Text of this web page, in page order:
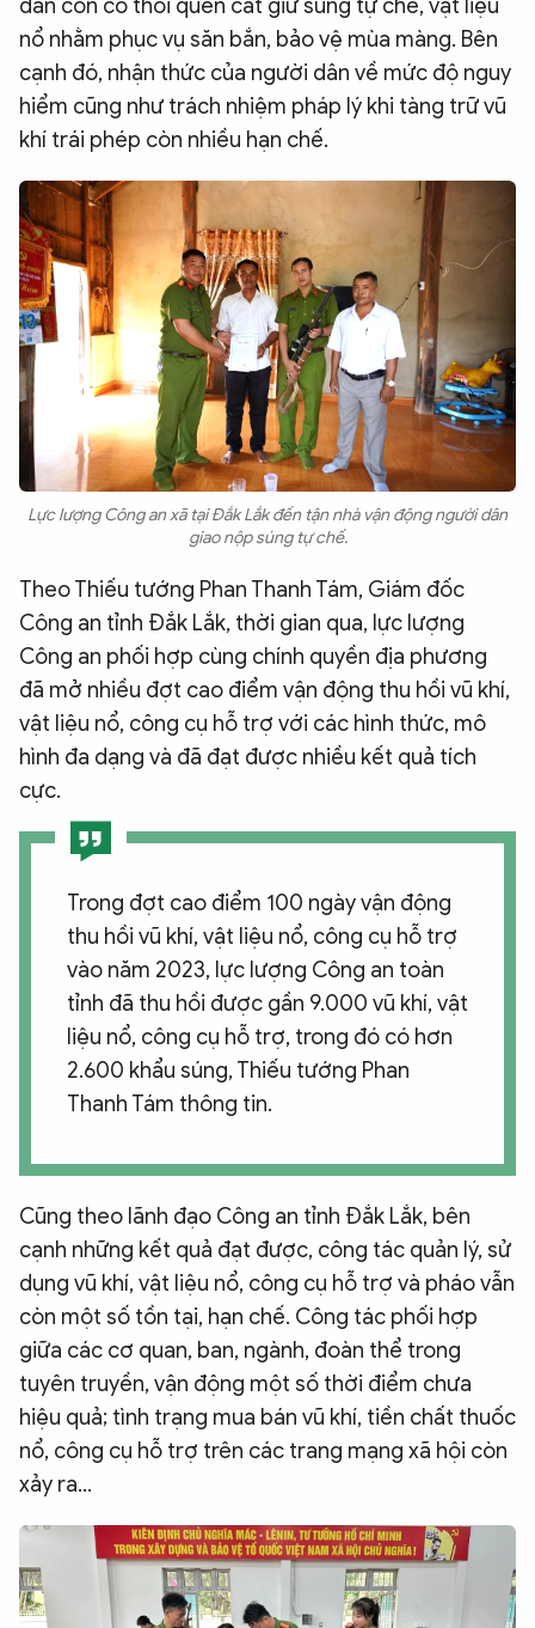
dân còn có thói quen cất giữ súng tự chế, vật liệu
nổ nhằm phục vụ săn bắn, bảo vệ mùa màng. Bên
cạnh đó, nhận thức của người dân về mức độ nguy
hiểm cũng như trách nhiệm pháp lý khi tàng trữ vũ
khí trái phép còn nhiều hạn chế.
Lực lượng Công an xã tại Đắk Lắk đến tận nhà vận động người dân
giao nộp súng tự chế.
Theo Thiếu tướng Phan Thanh Tám, Giám đốc
Công an tỉnh Đắk Lắk, thời gian qua, lực lượng
Công an phối hợp cùng chính quyền địa phương
đã mở nhiều đợt cao điểm vận động thu hồi vũ khí,
vật liệu nổ, công cụ hỗ trợ với các hình thức, mô
hình đa dạng và đã đạt được nhiều kết quả tích
cực.
Trong đợt cao điểm 100 ngày vận động
thu hồi vũ khí, vật liệu nổ, công cụ hỗ trợ
vào năm 2023, lực lượng Công an toàn
tỉnh đã thu hồi được gần 9.000 vũ khí, vật
liệu nổ, công cụ hỗ trợ, trong đó có hơn
2.600 khẩu súng, Thiếu tướng Phan
Thanh Tám thông tin.
Cũng theo lãnh đạo Công an tỉnh Đắk Lắk, bên
cạnh những kết quả đạt được, công tác quản lý, sử
dụng vũ khí, vật liệu nổ, công cụ hỗ trợ và pháo vẫn
còn một số tồn tại, hạn chế. Công tác phối hợp
giữa các cơ quan, ban, ngành, đoàn thể trong
tuyên truyền, vận động một số thời điểm chưa
hiệu quả; tình trạng mua bán vũ khí, tiền chất thuốc
nổ, công cụ hỗ trợ trên các trang mạng xã hội còn
xảy ra…